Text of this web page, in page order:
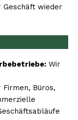
Geschäft wieder
Wir
Büros,